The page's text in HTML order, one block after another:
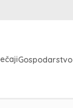
Gospodarstvo